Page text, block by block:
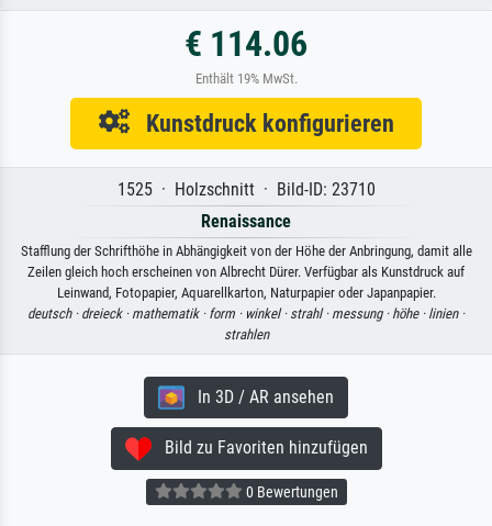
€ 114.06
Enthält 19% MwSt.
Kunstdruck konfigurieren
1525 · Holzschnitt · Bild-ID: 23710
Renaissance
Stafflung der Schrifthöhe in Abhängigkeit von der Höhe der Anbringung, damit alle
Zeilen gleich hoch erscheinen von Albrecht Dürer. Verfügbar als Kunstdruck auf
Leinwand, Fotopapier, Aquarellkarton, Naturpapier oder Japanpapier.
deutsch · dreieck · mathematik · form · winkel · strahl · messung · höhe · linien ·
strahlen
In 3D / AR ansehen
Bild zu Favoriten hinzufügen
0 Bewertungen